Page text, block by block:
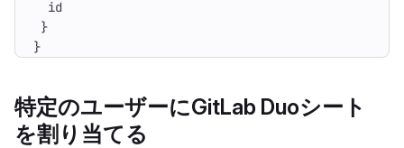
id
}
}
特定のユーザーにGitLab Duoシート
を割り当てる